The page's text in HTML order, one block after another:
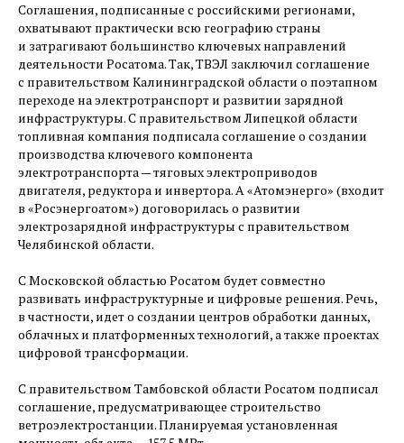
Соглашения, подписанные с российскими регионами,
охватывают практически всю географию страны
и затрагивают большинство ключевых направлений
деятельности Росатома. Так, ТВЭЛ заключил соглашение
с правительством Калининградской области о поэтапном
переходе на электротранспорт и развитии зарядной
инфраструктуры. С правительством Липецкой области
топливная компания подписала соглашение о создании
производства ключевого компонента
электротранспорта — ​тяговых электроприводов
двигателя, редуктора и инвертора. А «Атомэнерго» (входит
в «Росэнергоатом») договорилась о развитии
электрозарядной инфраструктуры с правительством
Челябинской области.
С Московской областью Росатом будет совместно
развивать инфраструктурные и цифровые решения. Речь,
в частности, идет о создании центров обработки данных,
облачных и платформенных технологий, а также проектах
цифровой трансформации.
С правительством Тамбовской области Росатом подписал
соглашение, предусматривающее строительство
ветроэлектростанции. Планируемая установленная